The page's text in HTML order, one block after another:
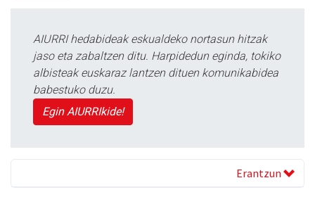
AIURRI hedabideak eskualdeko nortasun hitzak
jaso eta zabaltzen ditu. Harpidedun eginda, tokiko
albisteak euskaraz lantzen dituen komunikabidea
babestuko duzu.
Egin AIURRIkide!
Erantzun